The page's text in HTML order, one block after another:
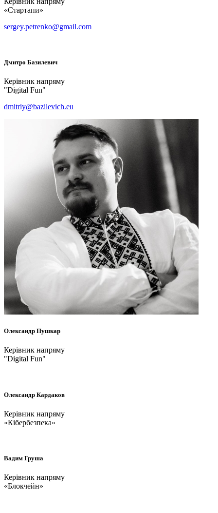
«Стартапи»
sergey.petrenko@gmail.com
Дмитро Базилевич
Керівник напряму
"Digital Fun"
dmitriy@bazilevich.eu
Олександр Пушкар
Керівник напряму
"Digital Fun"
Олександр Кардаков
Керівник напряму
«Кібербезпека»
Вадим Груша
Керівник напряму
«Блокчейн»